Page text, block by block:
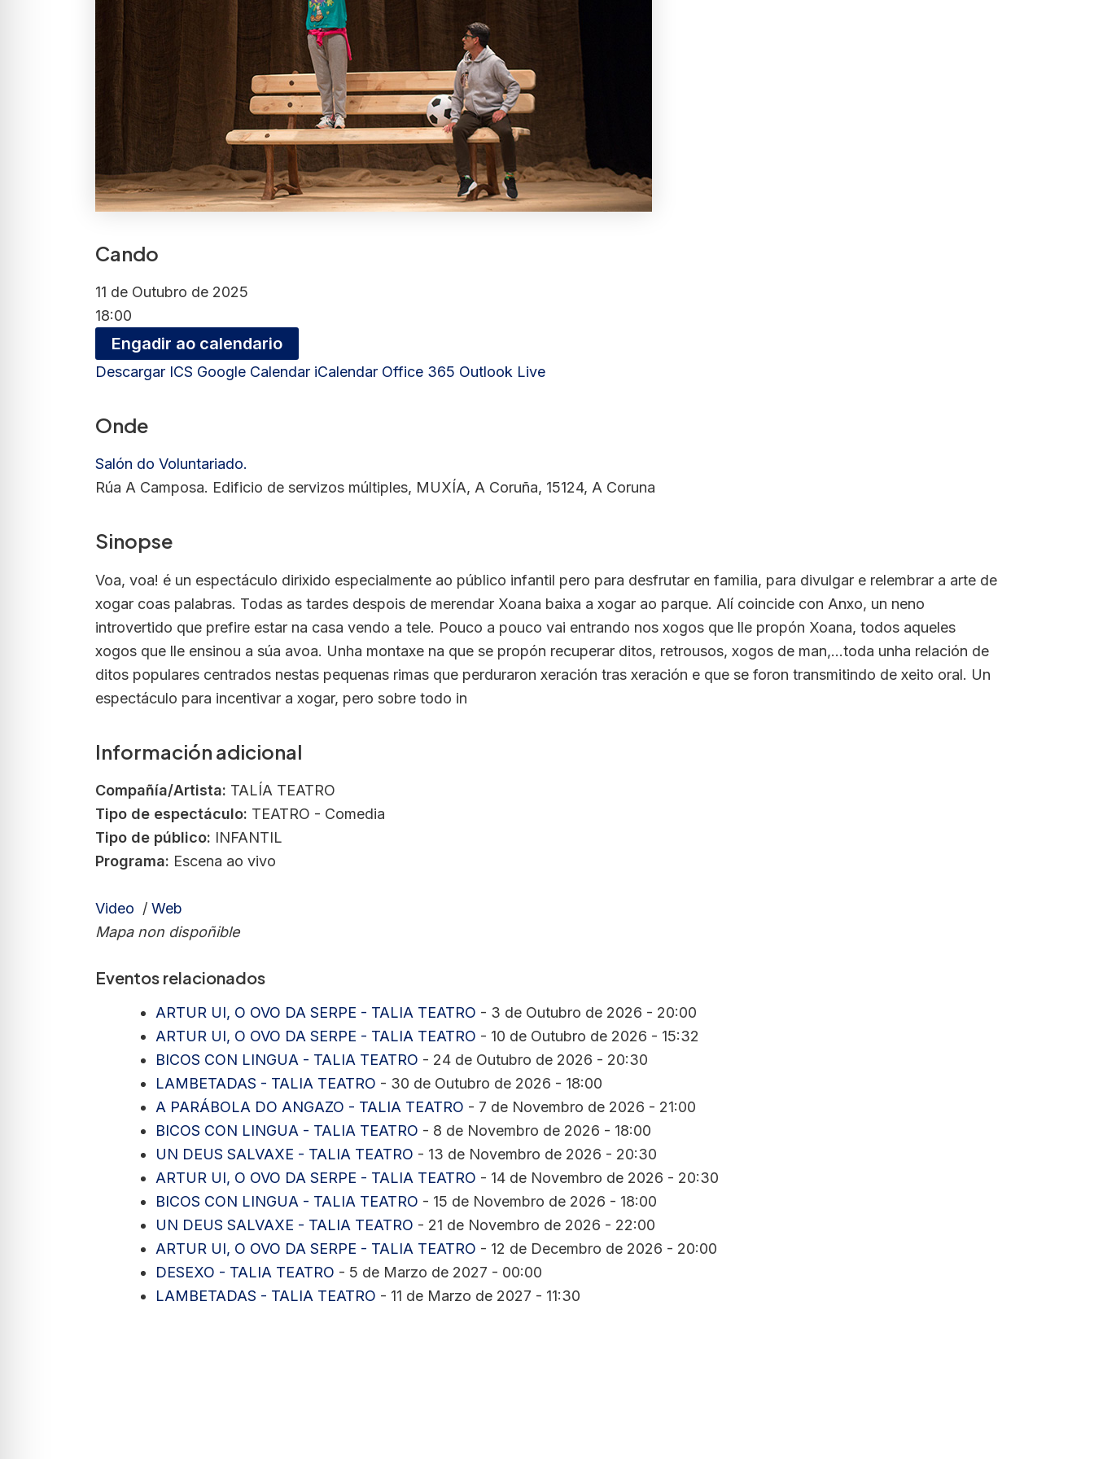
Cando
11 de Outubro de 2025
18:00
Engadir ao calendario
Descargar ICS Google Calendar iCalendar Office 365 Outlook Live
Onde
Salón do Voluntariado.
Rúa A Camposa. Edificio de servizos múltiples, MUXÍA, A Coruña, 15124, A Coruna
Sinopse
Voa, voa! é un espectáculo dirixido especialmente ao público infantil pero para desfrutar en familia, para divulgar e relembrar a arte de
xogar coas palabras. Todas as tardes despois de merendar Xoana baixa a xogar ao parque. Alí coincide con Anxo, un neno
introvertido que prefire estar na casa vendo a tele. Pouco a pouco vai entrando nos xogos que lle propón Xoana, todos aqueles
xogos que lle ensinou a súa avoa. Unha montaxe na que se propón recuperar ditos, retrousos, xogos de man,...toda unha relación de
ditos populares centrados nestas pequenas rimas que perduraron xeración tras xeración e que se foron transmitindo de xeito oral. Un
espectáculo para incentivar a xogar, pero sobre todo in
Información adicional
Compañía/Artista: TALÍA TEATRO
Tipo de espectáculo: TEATRO - Comedia
Tipo de público: INFANTIL
Programa: Escena ao vivo
Video / Web
Mapa non dispoñible
Eventos relacionados
ARTUR UI, O OVO DA SERPE - TALIA TEATRO - 3 de Outubro de 2026 - 20:00
ARTUR UI, O OVO DA SERPE - TALIA TEATRO - 10 de Outubro de 2026 - 15:32
BICOS CON LINGUA - TALIA TEATRO - 24 de Outubro de 2026 - 20:30
LAMBETADAS - TALIA TEATRO - 30 de Outubro de 2026 - 18:00
A PARÁBOLA DO ANGAZO - TALIA TEATRO - 7 de Novembro de 2026 - 21:00
BICOS CON LINGUA - TALIA TEATRO - 8 de Novembro de 2026 - 18:00
UN DEUS SALVAXE - TALIA TEATRO - 13 de Novembro de 2026 - 20:30
ARTUR UI, O OVO DA SERPE - TALIA TEATRO - 14 de Novembro de 2026 - 20:30
BICOS CON LINGUA - TALIA TEATRO - 15 de Novembro de 2026 - 18:00
UN DEUS SALVAXE - TALIA TEATRO - 21 de Novembro de 2026 - 22:00
ARTUR UI, O OVO DA SERPE - TALIA TEATRO - 12 de Decembro de 2026 - 20:00
DESEXO - TALIA TEATRO - 5 de Marzo de 2027 - 00:00
LAMBETADAS - TALIA TEATRO - 11 de Marzo de 2027 - 11:30